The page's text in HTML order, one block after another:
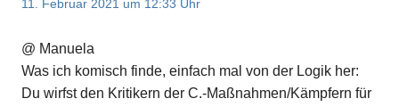
11. Februar 2021 um 12:33 Uhr
@ Manuela
Was ich komisch finde, einfach mal von der Logik her:
Du wirfst den Kritikern der C.-Maßnahmen/Kämpfern für